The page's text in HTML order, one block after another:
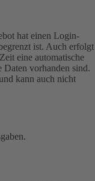
hat einen Login-
ist. Auch erfolgt
eine automatische
Daten vorhanden sind.
kann auch nicht